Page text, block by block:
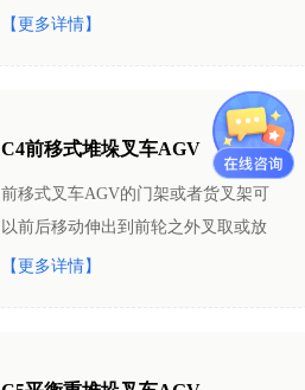
运输各种托盘，箱或纸卷等搬运物
【更多详情】
C4前移式堆垛叉车AGV
前移式叉车AGV的门架或者货叉架可
以前后移动伸出到前轮之外叉取或放
下货物，行走时货叉带货物收回，使
【更多详情】